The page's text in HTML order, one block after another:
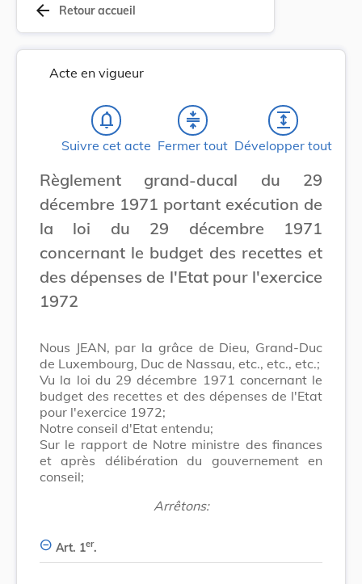
arrow_back Retour accueil
Acte en vigueur
notifications_none
Suivre cet acte
compress
Fermer tout
expand
Développer tout
Règlement grand-ducal du 29
décembre 1971 portant exécution de
la loi du 29 décembre 1971
concernant le budget des recettes et
des dépenses de l'Etat pour l'exercice
1972
Nous JEAN, par la grâce de Dieu, Grand-Duc
de Luxembourg, Duc de Nassau, etc., etc., etc.;
Vu la loi du 29 décembre 1971 concernant le
budget des recettes et des dépenses de l'Etat
pour l'exercice 1972;
Notre conseil d'Etat entendu;
Sur le rapport de Notre ministre des finances
et après délibération du gouvernement en
conseil;
Arrêtons:
Art. 1er.